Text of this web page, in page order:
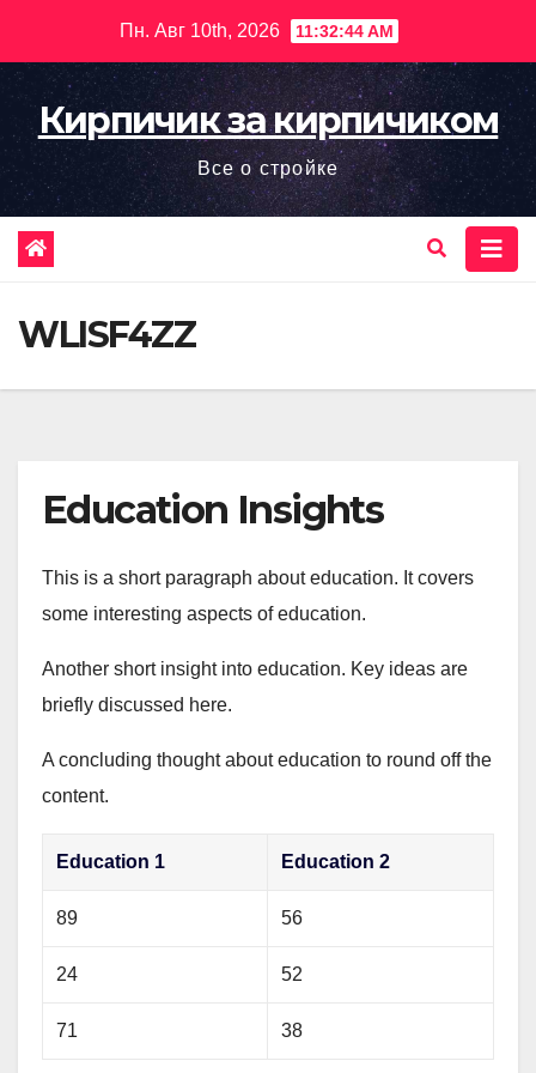
содержимому
Пн. Авг 10th, 2026 11:32:46 AM
Кирпичик за кирпичиком
Все о стройке
WLISF4ZZ
Education Insights
This is a short paragraph about education. It covers
some interesting aspects of education.
Another short insight into education. Key ideas are
briefly discussed here.
A concluding thought about education to round off the
content.
Education 1 Education 2
89 56
24 52
71 38